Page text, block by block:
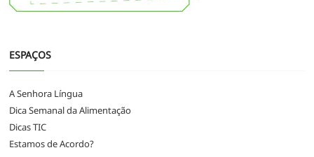
ESPAÇOS
A Senhora Língua
Dica Semanal da Alimentação
Dicas TIC
Estamos de Acordo?